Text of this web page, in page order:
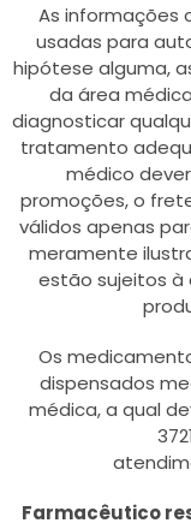
As informações
usadas para
hipótese alguma,
da área
diagnosticar
tratamento
médico
promoções, o
válidos apenas
meramente
estão sujeitos à
Os
dispensados
médica, a qual
Farmacêutico